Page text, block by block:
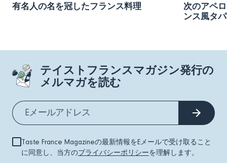
有名人の名を冠したフランス料理
次のアペ
ンス風タ
テイストフランスマガジン発行の
メルマガを読む
Taste France Magazineの最新情報をEメールで受け取ること
に同意し、当方のプライバシーポリシーを理解します。